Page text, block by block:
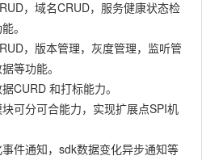
，域名CRUD，服务健康状态检
。
，版本管理，灰度管理，监听管
等功能。
CURD 和打标能力。
可分可合能力，实现扩展点SPI机
件通知，sdk数据变化异步通知等